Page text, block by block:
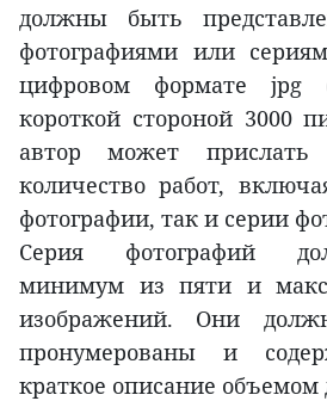
должны быть
фотографиями или
цифровом формате jpg
короткой стороной 3000
автор может прислать
количество работ,
фотографии, так и серии
Серия фотографий
минимум из пяти и
изображений. Они
пронумерованы и
краткое описание объемом